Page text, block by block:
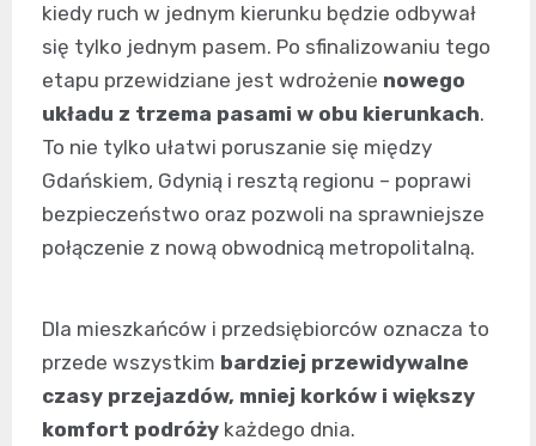
kiedy ruch w jednym kierunku będzie odbywał
się tylko jednym pasem. Po sfinalizowaniu tego
etapu przewidziane jest wdrożenie nowego
układu z trzema pasami w obu kierunkach.
To nie tylko ułatwi poruszanie się między
Gdańskiem, Gdynią i resztą regionu – poprawi
bezpieczeństwo oraz pozwoli na sprawniejsze
połączenie z nową obwodnicą metropolitalną.
Dla mieszkańców i przedsiębiorców oznacza to
przede wszystkim bardziej przewidywalne
czasy przejazdów, mniej korków i większy
komfort podróży każdego dnia.